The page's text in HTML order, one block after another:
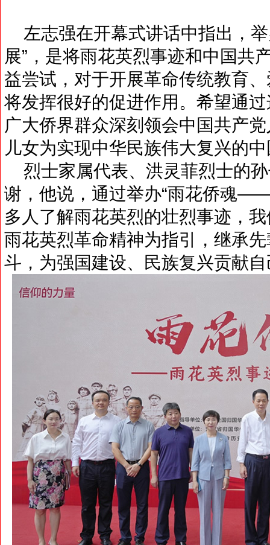
左志强在开幕式讲话中指出，
展”，是将雨花英烈事迹和中国共
益尝试，对于开展革命传统教育
将发挥很好的促进作用。希望通
广大侨界群众深刻领会中国共产
儿女为实现中华民族伟大复兴的
烈士家属代表、洪灵菲烈士的
谢，他说，通过举办“雨花侨魂
多人了解雨花英烈的壮烈事迹，
雨花英烈革命精神为指引，继承
斗，为强国建设、民族复兴贡献